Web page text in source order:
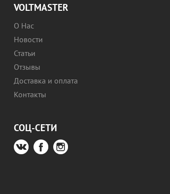
VOLTMASTER
О Нас
Новости
Статьи
Отзывы
Доставка и оплата
Контакты
СОЦ-СЕТИ